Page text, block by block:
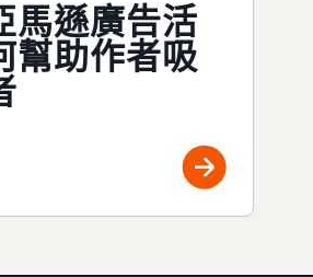
馬遜廣告活
幫助作者吸